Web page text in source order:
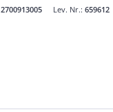
2700913005 Lev. Nr.: 659612